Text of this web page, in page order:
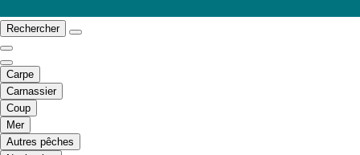
Rechercher
Carpe
Carnassier
Coup
Mer
Autres pêches